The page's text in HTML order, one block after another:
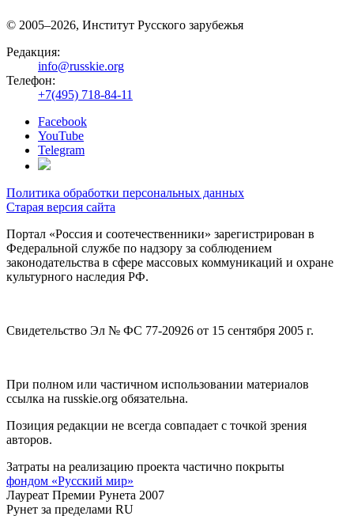
© 2005–2026, Институт Русского зарубежья
Редакция:
info@russkie.org
Телефон:
+7(495) 718-84-11
Facebook
YouTube
Telegram
Политика обработки персональных данных
Старая версия сайта
Портал «Россия и соотечественники» зарегистрирован в
Федеральной службе по надзору за соблюдением
законодательства в сфере массовых коммуникаций и охране
культурного наследия РФ.
Свидетельство Эл № ФС 77-20926 от 15 сентября 2005 г.
При полном или частичном использовании материалов
ссылка на russkie.org обязательна.
Позиция редакции не всегда совпадает с точкой зрения
авторов.
Затраты на реализацию проекта частично покрыты
фондом «Русский мир»
Лауреат Премии Рунета 2007
Рунет за пределами RU